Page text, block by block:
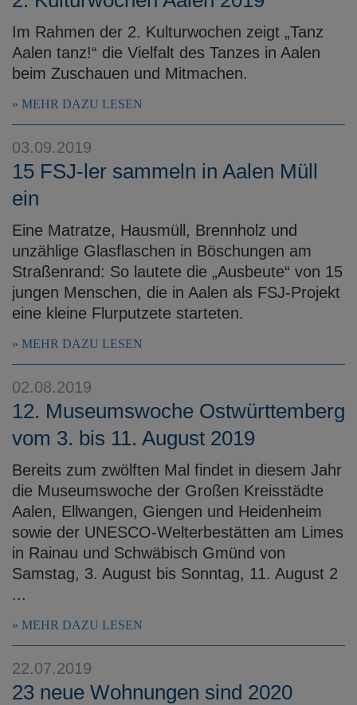
Im Rahmen der 2. Kulturwochen zeigt „Tanz
Aalen tanz!“ die Vielfalt des Tanzes in Aalen
beim Zuschauen und Mitmachen.
MEHR DAZU LESEN
03.09.2019
15 FSJ-ler sammeln in Aalen Müll
ein
Eine Matratze, Hausmüll, Brennholz und
unzählige Glasflaschen in Böschungen am
Straßenrand: So lautete die „Ausbeute“ von 15
jungen Menschen, die in Aalen als FSJ-Projekt
eine kleine Flurputzete starteten.
MEHR DAZU LESEN
02.08.2019
12. Museumswoche Ostwürttemberg
vom 3. bis 11. August 2019
Bereits zum zwölften Mal findet in diesem Jahr
die Museumswoche der Großen Kreisstädte
Aalen, Ellwangen, Giengen und Heidenheim
sowie der UNESCO-Welterbestätten am Limes
in Rainau und Schwäbisch Gmünd von
Samstag, 3. August bis Sonntag, 11. August 2
...
MEHR DAZU LESEN
22.07.2019
23 neue Wohnungen sind 2020